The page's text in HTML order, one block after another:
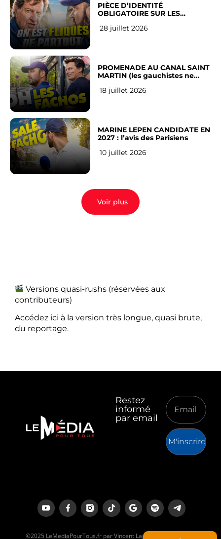
PIÈCE D’IDENTITÉ
OBLIGATOIRE SUR LES
Français
28 juillet 2026
PROMENADE AU CANAL SAINT
MARTIN (les gauchistes ne
18 juillet 2026
MARINE LEPEN CANDIDATE EN
2027 : l’avis des Parisiens
10 juillet 2026
Voir plus
Versions quasi-rushs (réservées aux
contributeurs)
Accédez ici à la version très longue, quasi brute,
du reportage.
Restez
informé
par email
M'inscrire
©2025 LeMediaPourTous.fr par Vincent Lapierre est un média